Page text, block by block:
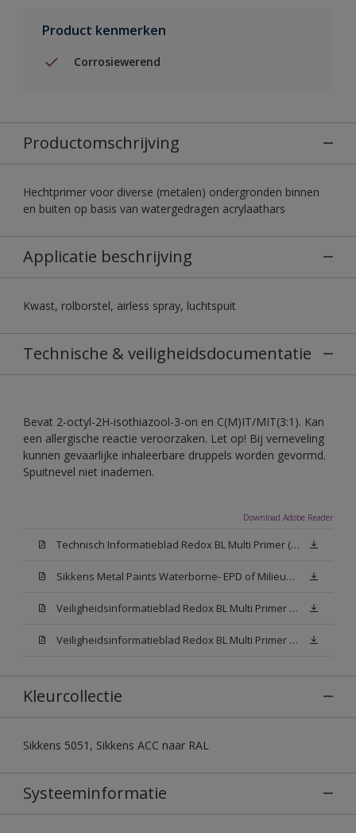
Product kenmerken
Corrosiewerend
Productomschrijving
Hechtprimer voor diverse (metalen) ondergronden binnen
en buiten op basis van watergedragen acrylaathars
Applicatie beschrijving
Kwast, rolborstel, airless spray, luchtspuit
Technische & veiligheidsdocumentatie
Bevat 2-octyl-2H-isothiazool-3-on en C(M)IT/MIT(3:1). Kan
een allergische reactie veroorzaken. Let op! Bij verneveling
kunnen gevaarlijke inhaleerbare druppels worden gevormd.
Spuitnevel niet inademen.
Download Adobe Reader
Technisch Informatieblad Redox BL Multi Primer (PDF)
Sikkens Metal Paints Waterborne- EPD of Milieuproductverklaring
Veiligheidsinformatieblad Redox BL Multi Primer W05 (MSDS)
Veiligheidsinformatieblad Redox BL Multi Primer N00 (MSDS)
Kleurcollectie
Sikkens 5051, Sikkens ACC naar RAL
Systeeminformatie